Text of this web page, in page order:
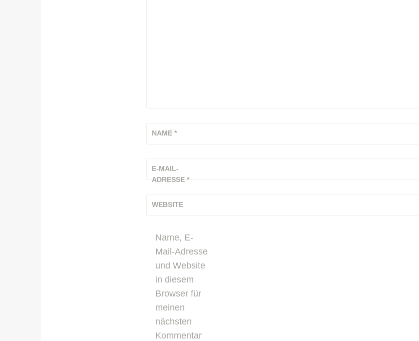
NAME*
E-MAIL-
ADRESSE*
WEBSITE
Name, E-
Mail-Adresse
und Website
in diesem
Browser für
meinen
nächsten
Kommentar